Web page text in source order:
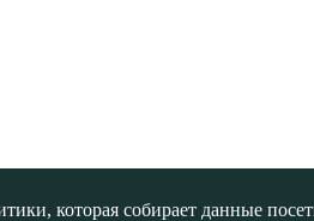
которая собирает данные